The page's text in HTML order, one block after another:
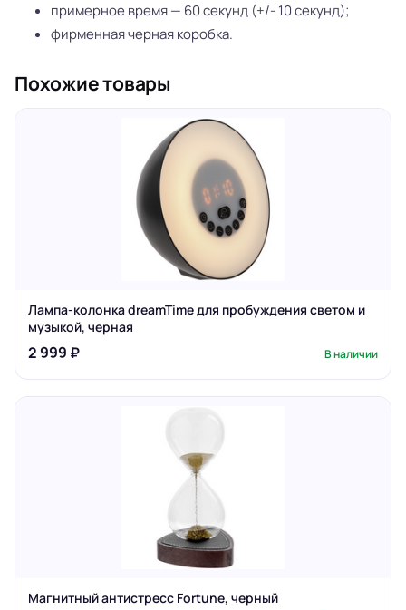
примерное время — 60 секунд (+/- 10 секунд);
фирменная черная коробка.
Похожие товары
Лампа-колонка dreamTime для пробуждения светом и
музыкой, черная
2 999 ₽ В наличии
Магнитный антистресс Fortune, черный